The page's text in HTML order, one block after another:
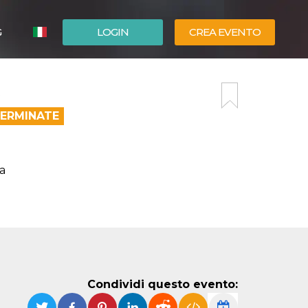
LOGIN CREA EVENTO
Condividi questo evento: